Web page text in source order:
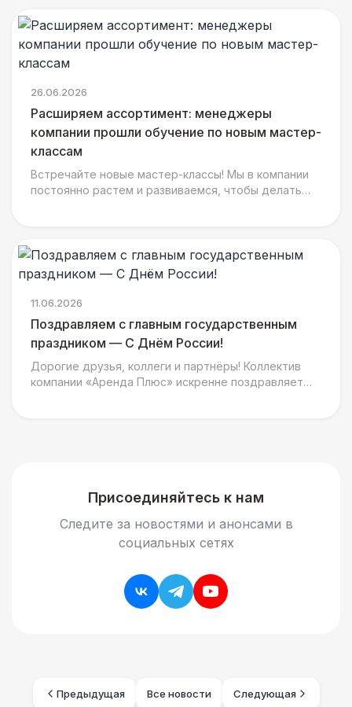
26.06.2026
Расширяем ассортимент: менеджеры
компании прошли обучение по новым мастер-
классам
Встречайте новые мастер-классы! Мы в компании
постоянно растем и развиваемся, чтобы делать
11.06.2026
Поздравляем с главным государственным
праздником — С Днём России!
Дорогие друзья, коллеги и партнёры! Коллектив
компании «Аренда Плюс» искренне поздравляет
Присоединяйтесь к нам
Следите за новостями и анонсами в
социальных сетях
Предыдущая Все новости Следующая